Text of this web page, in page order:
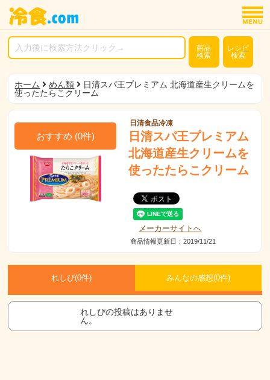
商品
検索
レシピ
検索
ホーム めん類
日清スパ王プレミアム 北海道産生クリームを
使ったたらこクリーム
おすすめ (0件)
日清食品冷凍
日清スパ王プレミアム
北海道産生クリームを
使ったたらこクリーム
メーカーサイトへ
商品情報更新日：2019/11/21
れしぴ(0件) みんなの感想(0件)
れしぴの投稿はありませ
ん。